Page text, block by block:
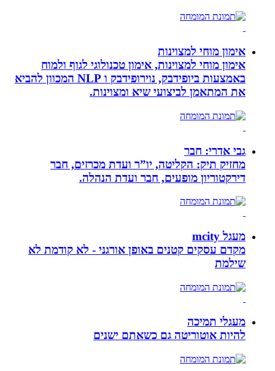
אימון מוחי למצוינות
אימון מוחי למצוינות, אימון טכנולוגי לגוף ולמוח
באמצעות ביופידבק, נוירופידבק ו NLP המכוון להביא
את המתאמן לביצועי שיא ומצוינות.
גבי אדרי: חבר
מחזיק תיק: הקליטה, יו”ר ועדת מכרזים, חבר
דירקטוריון מופעים, חבר ועדת הנהלה.
מעגל mcity
מקדם עסקים קטנים באופן אורגני - לא קודמת לא
שילמת
מעגלי תמיכה
להיות אוטוריטה גם כשאתם ישנים